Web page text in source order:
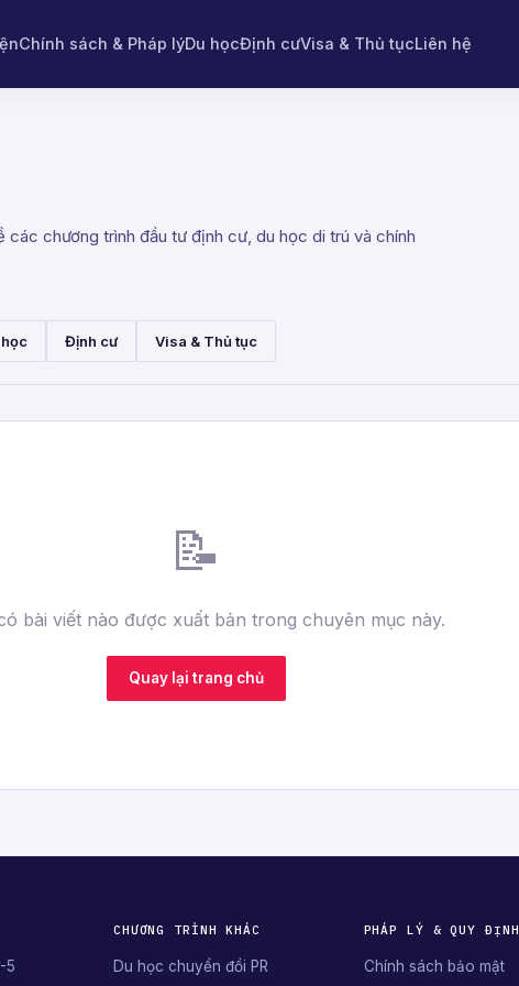
Chính sách & Pháp lýDu họcĐịnh cưVisa & Thủ tụcLiên hệ
chương trình đầu tư định cư, du học di trú và chính
học Định cư Visa & Thủ tục
📝
bài viết nào được xuất bản trong chuyên mục này.
Quay lại trang chủ
5
CHƯƠNG TRÌNH KHÁC
Du học chuyển đổi PR
PHÁP LÝ & QUY ĐỊNH
Chính sách bảo mật